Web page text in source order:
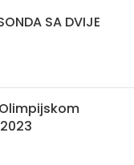
zdjelice.
kao što su držači
čelika, pretvaraju
stol u gotovo potpuni
pregledni stolac.
SA DVIJE